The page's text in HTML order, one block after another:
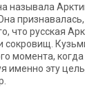
называла
признавалась,
что русская
сокровищ.
момента,
именно эту